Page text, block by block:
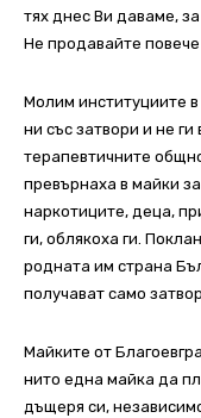
тях днес Ви даваме,
Не продавайте
Молим институциите
ни със затвори и не
терапевтичните
превърнаха в майки
наркотиците, деца,
ги, облякоха ги.
родната им страна
получават само
Майките от
нито една майка да
дъщеря си,